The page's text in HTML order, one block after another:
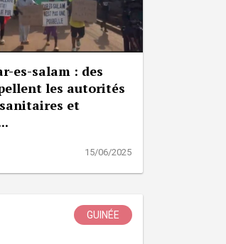
es-salam : des
les autorités
et
15/06/2025
GUINÉE